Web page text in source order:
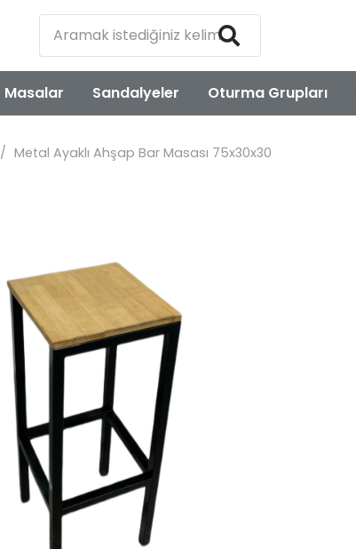
Masalar Sandalyeler Oturma Grupları
/ Metal Ayaklı Ahşap Bar Masası 75x30x30